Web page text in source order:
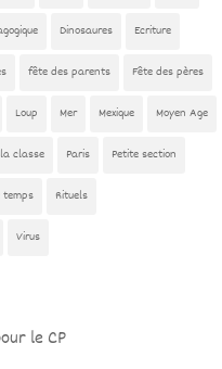
Dinosaures Ecriture
fête des parents Fête des pères
Loup Mer Mexique Moyen Age
classe Paris Petite section
temps Rituels
Virus
le CP